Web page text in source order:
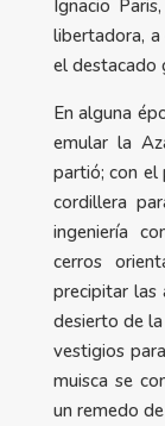
Ignacio
libertadora, a
el destacado
En alguna
emular la
partió; con el
cordillera
ingeniería
cerros
precipitar
desierto de
vestigios
muisca se
un remedo